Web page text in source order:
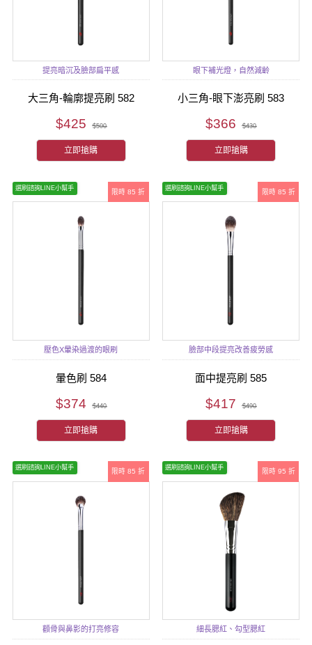
提亮暗沉及臉部扁平感
大三角-輪廓提亮刷 582
$425 $500
立即搶購
眼下補光燈，自然減齡
小三角-眼下澎亮刷 583
$366 $430
立即搶購
限時 85 折
選刷諮詢LINE小幫手
壓色X暈染過渡的眼刷
暈色刷 584
$374 $440
立即搶購
限時 85 折
選刷諮詢LINE小幫手
臉部中段提亮改善疲勞感
面中提亮刷 585
$417 $490
立即搶購
限時 85 折
選刷諮詢LINE小幫手
顴骨與鼻影的打亮修容
限時 95 折
選刷諮詢LINE小幫手
細長腮紅、勾型腮紅